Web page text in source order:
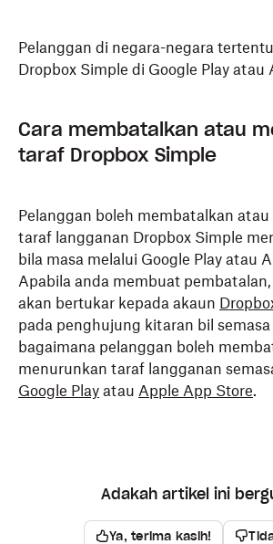
Pelanggan di negara-negara
Dropbox Simple di Google Play atau
Cara membatalkan atau
taraf Dropbox Simple
Pelanggan boleh membatalkan
taraf langganan Dropbox Simple
bila masa melalui Google Play atau
Apabila anda membuat
akan bertukar kepada akaun
pada penghujung kitaran bil
bagaimana pelanggan boleh
menurunkan taraf langganan
Google Play atau Apple App Store.
Adakah artikel ini
Ya, terima kasih!